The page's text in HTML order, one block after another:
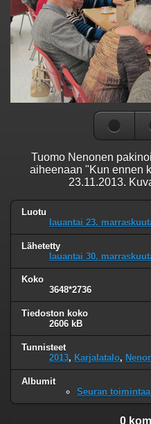
Tuomo Nenonen
aiheenaan "Kun ennen
23.11.2013.
Luotu
lauantai 23.
Lähetetty
lauantai 30.
Koko
3648*2736
Tiedoston koko
2606 kB
Tunnisteet
2013, Karjalatalo,
Albumit
Seuran toimintaa
0